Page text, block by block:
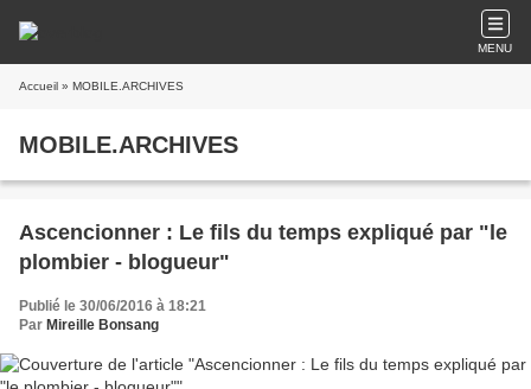
MENU
Accueil » MOBILE.ARCHIVES
MOBILE.ARCHIVES
Ascencionner : Le fils du temps expliqué par "le
plombier - blogueur"
Publié le 30/06/2016 à 18:21
Par Mireille Bonsang